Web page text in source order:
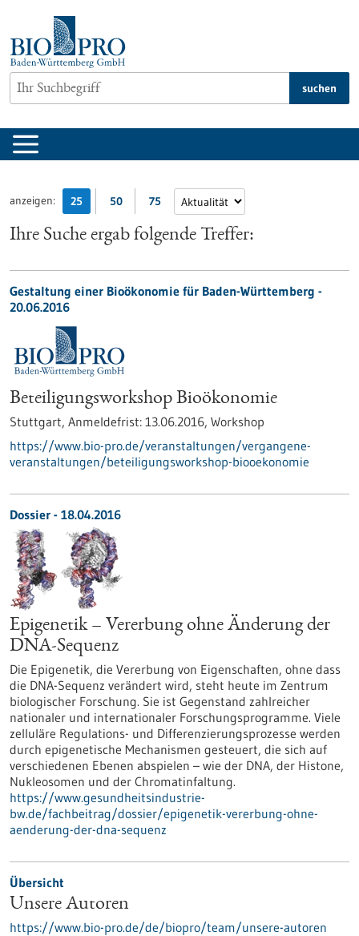
springen
suchen
anzeigen: 25 50 75
Ihre Suche ergab folgende Treffer:
Gestaltung einer Bioökonomie für Baden-Württemberg -
20.06.2016
Beteiligungsworkshop Bioökonomie
Stuttgart, Anmeldefrist: 13.06.2016, Workshop
https://www.bio-pro.de/veranstaltungen/vergangene-
veranstaltungen/beteiligungsworkshop-biooekonomie
Dossier - 18.04.2016
Epigenetik – Vererbung ohne Änderung der
DNA-Sequenz
Die Epigenetik, die Vererbung von Eigenschaften, ohne dass
die DNA-Sequenz verändert wird, steht heute im Zentrum
biologischer Forschung. Sie ist Gegenstand zahlreicher
nationaler und internationaler Forschungsprogramme. Viele
zelluläre Regulations- und Differenzierungsprozesse werden
durch epigenetische Mechanismen gesteuert, die sich auf
verschiedenen Ebenen abspielen – wie der DNA, der Histone,
Nukleosomen und der Chromatinfaltung.
https://www.gesundheitsindustrie-
bw.de/fachbeitrag/dossier/epigenetik-vererbung-ohne-
aenderung-der-dna-sequenz
Übersicht
Unsere Autoren
https://www.bio-pro.de/de/biopro/team/unsere-autoren